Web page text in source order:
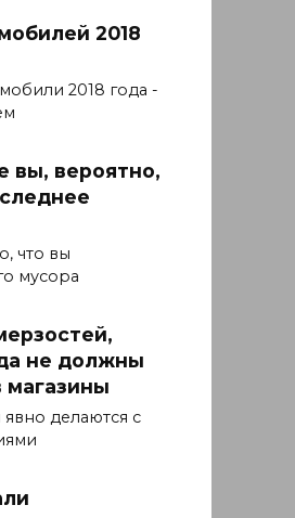
2018
2018 года -
вы, вероятно,
что вы
мусора
не должны
магазины
делаются с